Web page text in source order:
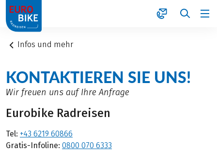
1
Infos und mehr
KONTAKTIEREN SIE UNS!
Wir freuen uns auf Ihre Anfrage
Eurobike Radreisen
Tel: +43 6219 60866
Gratis-Infoline: 0800 070 6333